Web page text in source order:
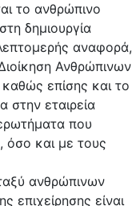
το ανθρώπινο
δημιουργία
αναφορά,
Ανθρώπινων
επίσης και το
στην εταιρεία
που
όσο και με τους
ανθρώπινων